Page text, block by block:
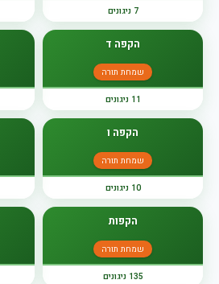
7 ניגונים
הקפה ד
שמחת תורה
11 ניגונים
הקפה ו
שמחת תורה
10 ניגונים
הקפות
שמחת תורה
135 ניגונים